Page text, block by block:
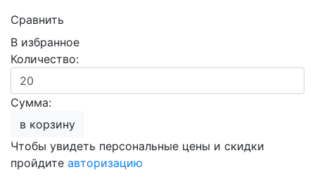
Сравнить
В избранное
Количество:
Сумма:
в корзину
Чтобы увидеть персональные цены и скидки
пройдите авторизацию